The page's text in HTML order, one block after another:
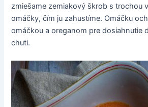
zmiešame zemiakový škrob s trochou
omáčky, čím ju zahustíme. Omáčku
omáčkou a oreganom pre dosiahnutie
chuti.